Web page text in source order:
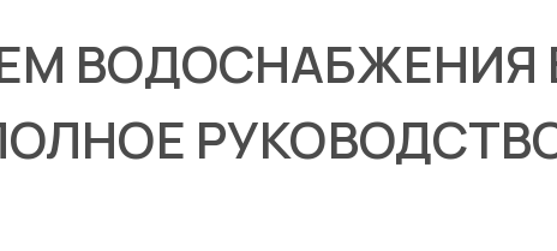
ВОДОСНАБЖЕНИЯ